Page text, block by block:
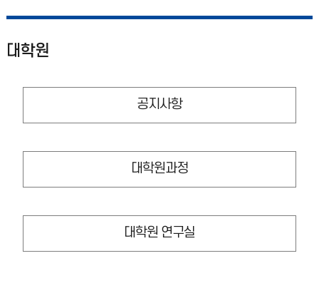
대학원
공지사항
대학원과정
대학원 연구실